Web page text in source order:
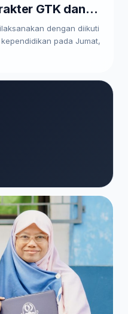
GTK dan
dengan diikuti
pada Jumat,